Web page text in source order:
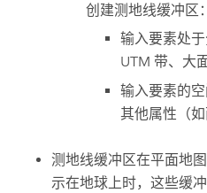
创建测地线缓冲区：
输入要素处
UTM 带、大
输入要素的
其他属性（如
测地线缓冲区在平面地
示在地球上时，这些缓